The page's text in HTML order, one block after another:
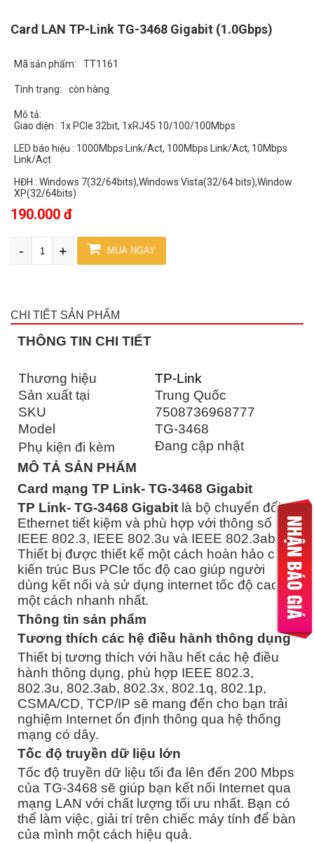
Card LAN TP-Link TG-3468 Gigabit (1.0Gbps)
Mã sản phẩm: TT1161
Tình trạng: còn hàng
Mô tả:
Giao diện : 1x PCIe 32bit, 1xRJ45 10/100/100Mbps
LED báo hiệu : 1000Mbps Link/Act, 100Mbps Link/Act, 10Mbps
Link/Act
HĐH : Windows 7(32/64bits),Windows Vista(32/64 bits),Window
XP(32/64bits)
190.000 đ
- + MUA NGAY
CHI TIẾT SẢN PHẨM
THÔNG TIN CHI TIẾT
Thương hiệu
TP-Link
Sản xuất tại
Trung Quốc
SKU
7508736968777
Model
TG-3468
Phụ kiện đi kèm
Đang cập nhật
MÔ TẢ SẢN PHẨM
Card mạng TP Link- TG-3468 Gigabit
TP Link- TG-3468 Gigabit là bộ chuyển đổi
Ethernet tiết kiệm và phù hợp với thông số
IEEE 802.3, IEEE 802.3u và IEEE 802.3ab.
Thiết bị được thiết kế một cách hoàn hảo cho
kiến trúc Bus PCIe tốc độ cao giúp người
dùng kết nối và sử dụng internet tốc độ cao
một cách nhanh nhất.
Thông tin sản phẩm
Tương thích các hệ điều hành thông dụng
Thiết bị tương thích với hầu hết các hệ điều
hành thông dụng, phù hợp IEEE 802.3,
802.3u, 802.3ab, 802.3x, 802.1q, 802.1p,
CSMA/CD, TCP/IP sẽ mang đến cho bạn trải
nghiệm Internet ổn định thông qua hệ thống
mạng có dây.
Tốc độ truyền dữ liệu lớn
Tốc độ truyền dữ liệu tối đa lên đến 200 Mbps
của TG-3468 sẽ giúp bạn kết nối Internet qua
mạng LAN với chất lượng tối ưu nhất. Bạn có
thể làm việc, giải trí trên chiếc máy tính để bàn
của mình một cách hiệu quả.